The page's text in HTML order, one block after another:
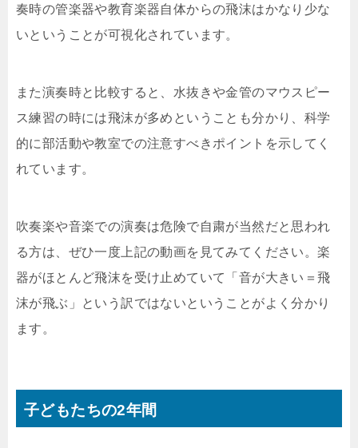
奏時の管楽器や教育楽器自体からの飛沫はかなり少な
いということが可視化されています。
また演奏時と比較すると、水抜きや金管のマウスピー
ス練習の時には飛沫が多めということも分かり、科学
的に部活動や教室での注意すべきポイントを示してく
れています。
吹奏楽や音楽での演奏は危険で自粛が当然だと思われ
る方は、ぜひ一度上記の動画を見てみてください。楽
器がほとんど飛沫を受け止めていて「音が大きい＝飛
沫が飛ぶ」という訳ではないということがよく分かり
ます。
子どもたちの2年間